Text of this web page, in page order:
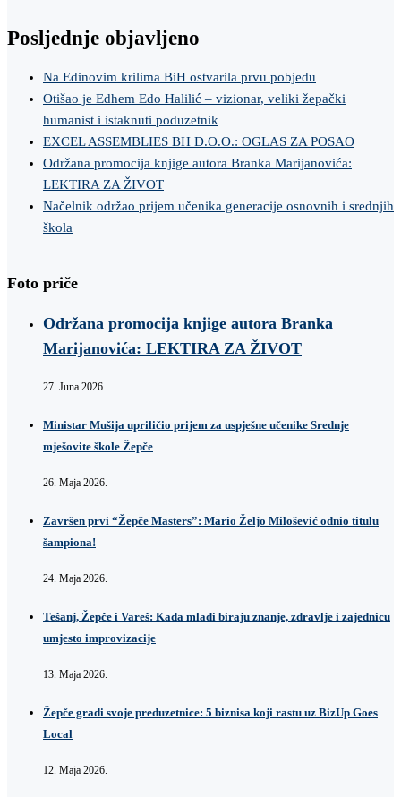
Posljednje objavljeno
Na Edinovim krilima BiH ostvarila prvu pobjedu
Otišao je Edhem Edo Halilić – vizionar, veliki žepački
humanist i istaknuti poduzetnik
EXCEL ASSEMBLIES BH D.O.O.: OGLAS ZA POSAO
Održana promocija knjige autora Branka Marijanovića:
LEKTIRA ZA ŽIVOT
Načelnik održao prijem učenika generacije osnovnih i srednjih
škola
Foto priče
Održana promocija knjige autora Branka
Marijanovića: LEKTIRA ZA ŽIVOT
27. Juna 2026.
Ministar Mušija upriličio prijem za uspješne učenike Srednje
mješovite škole Žepče
26. Maja 2026.
Završen prvi “Žepče Masters”: Mario Željo Milošević odnio titulu
šampiona!
24. Maja 2026.
Tešanj, Žepče i Vareš: Kada mladi biraju znanje, zdravlje i zajednicu
umjesto improvizacije
13. Maja 2026.
Žepče gradi svoje preduzetnice: 5 biznisa koji rastu uz BizUp Goes
Local
12. Maja 2026.